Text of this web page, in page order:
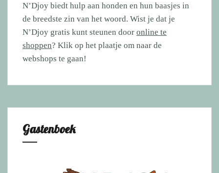
N’Djoy biedt hulp aan honden en hun baasjes in
de breedste zin van het woord. Wist je dat je
N’Djoy gratis kunt steunen door online te
shoppen? Klik op het plaatje om naar de
webshops te gaan!
Gastenboek